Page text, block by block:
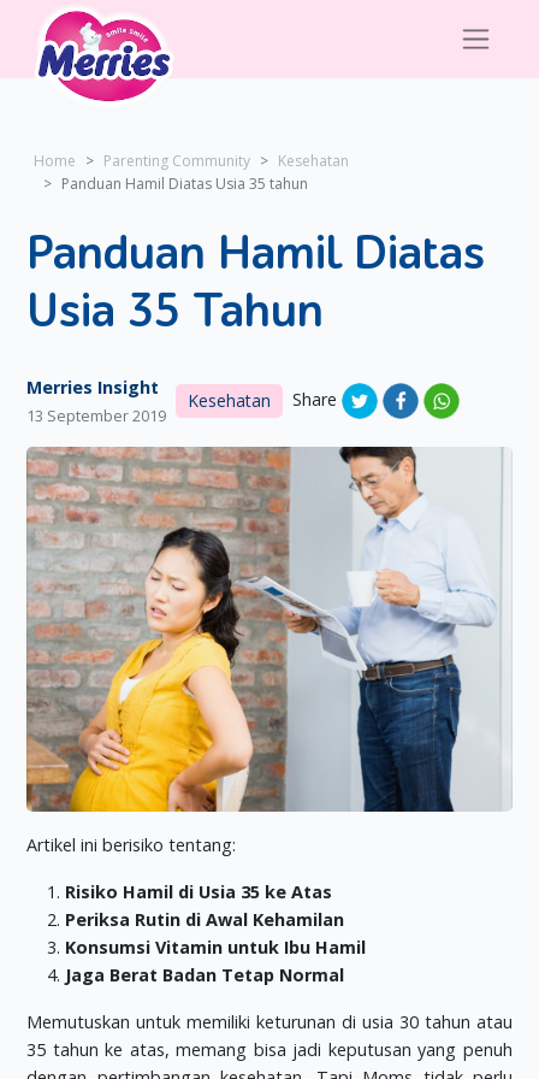
Home Parenting Community
Kesehatan
Panduan Hamil Diatas Usia 35 tahun
Panduan Hamil Diatas
Usia 35 Tahun
Merries Insight
13 September 2019
Kesehatan Share
Artikel ini berisiko tentang:
Risiko Hamil di Usia 35 ke Atas
Periksa Rutin di Awal Kehamilan
Konsumsi Vitamin untuk Ibu Hamil
Jaga Berat Badan Tetap Normal
Memutuskan untuk memiliki keturunan di usia 30 tahun atau
35 tahun ke atas, memang bisa jadi keputusan yang penuh